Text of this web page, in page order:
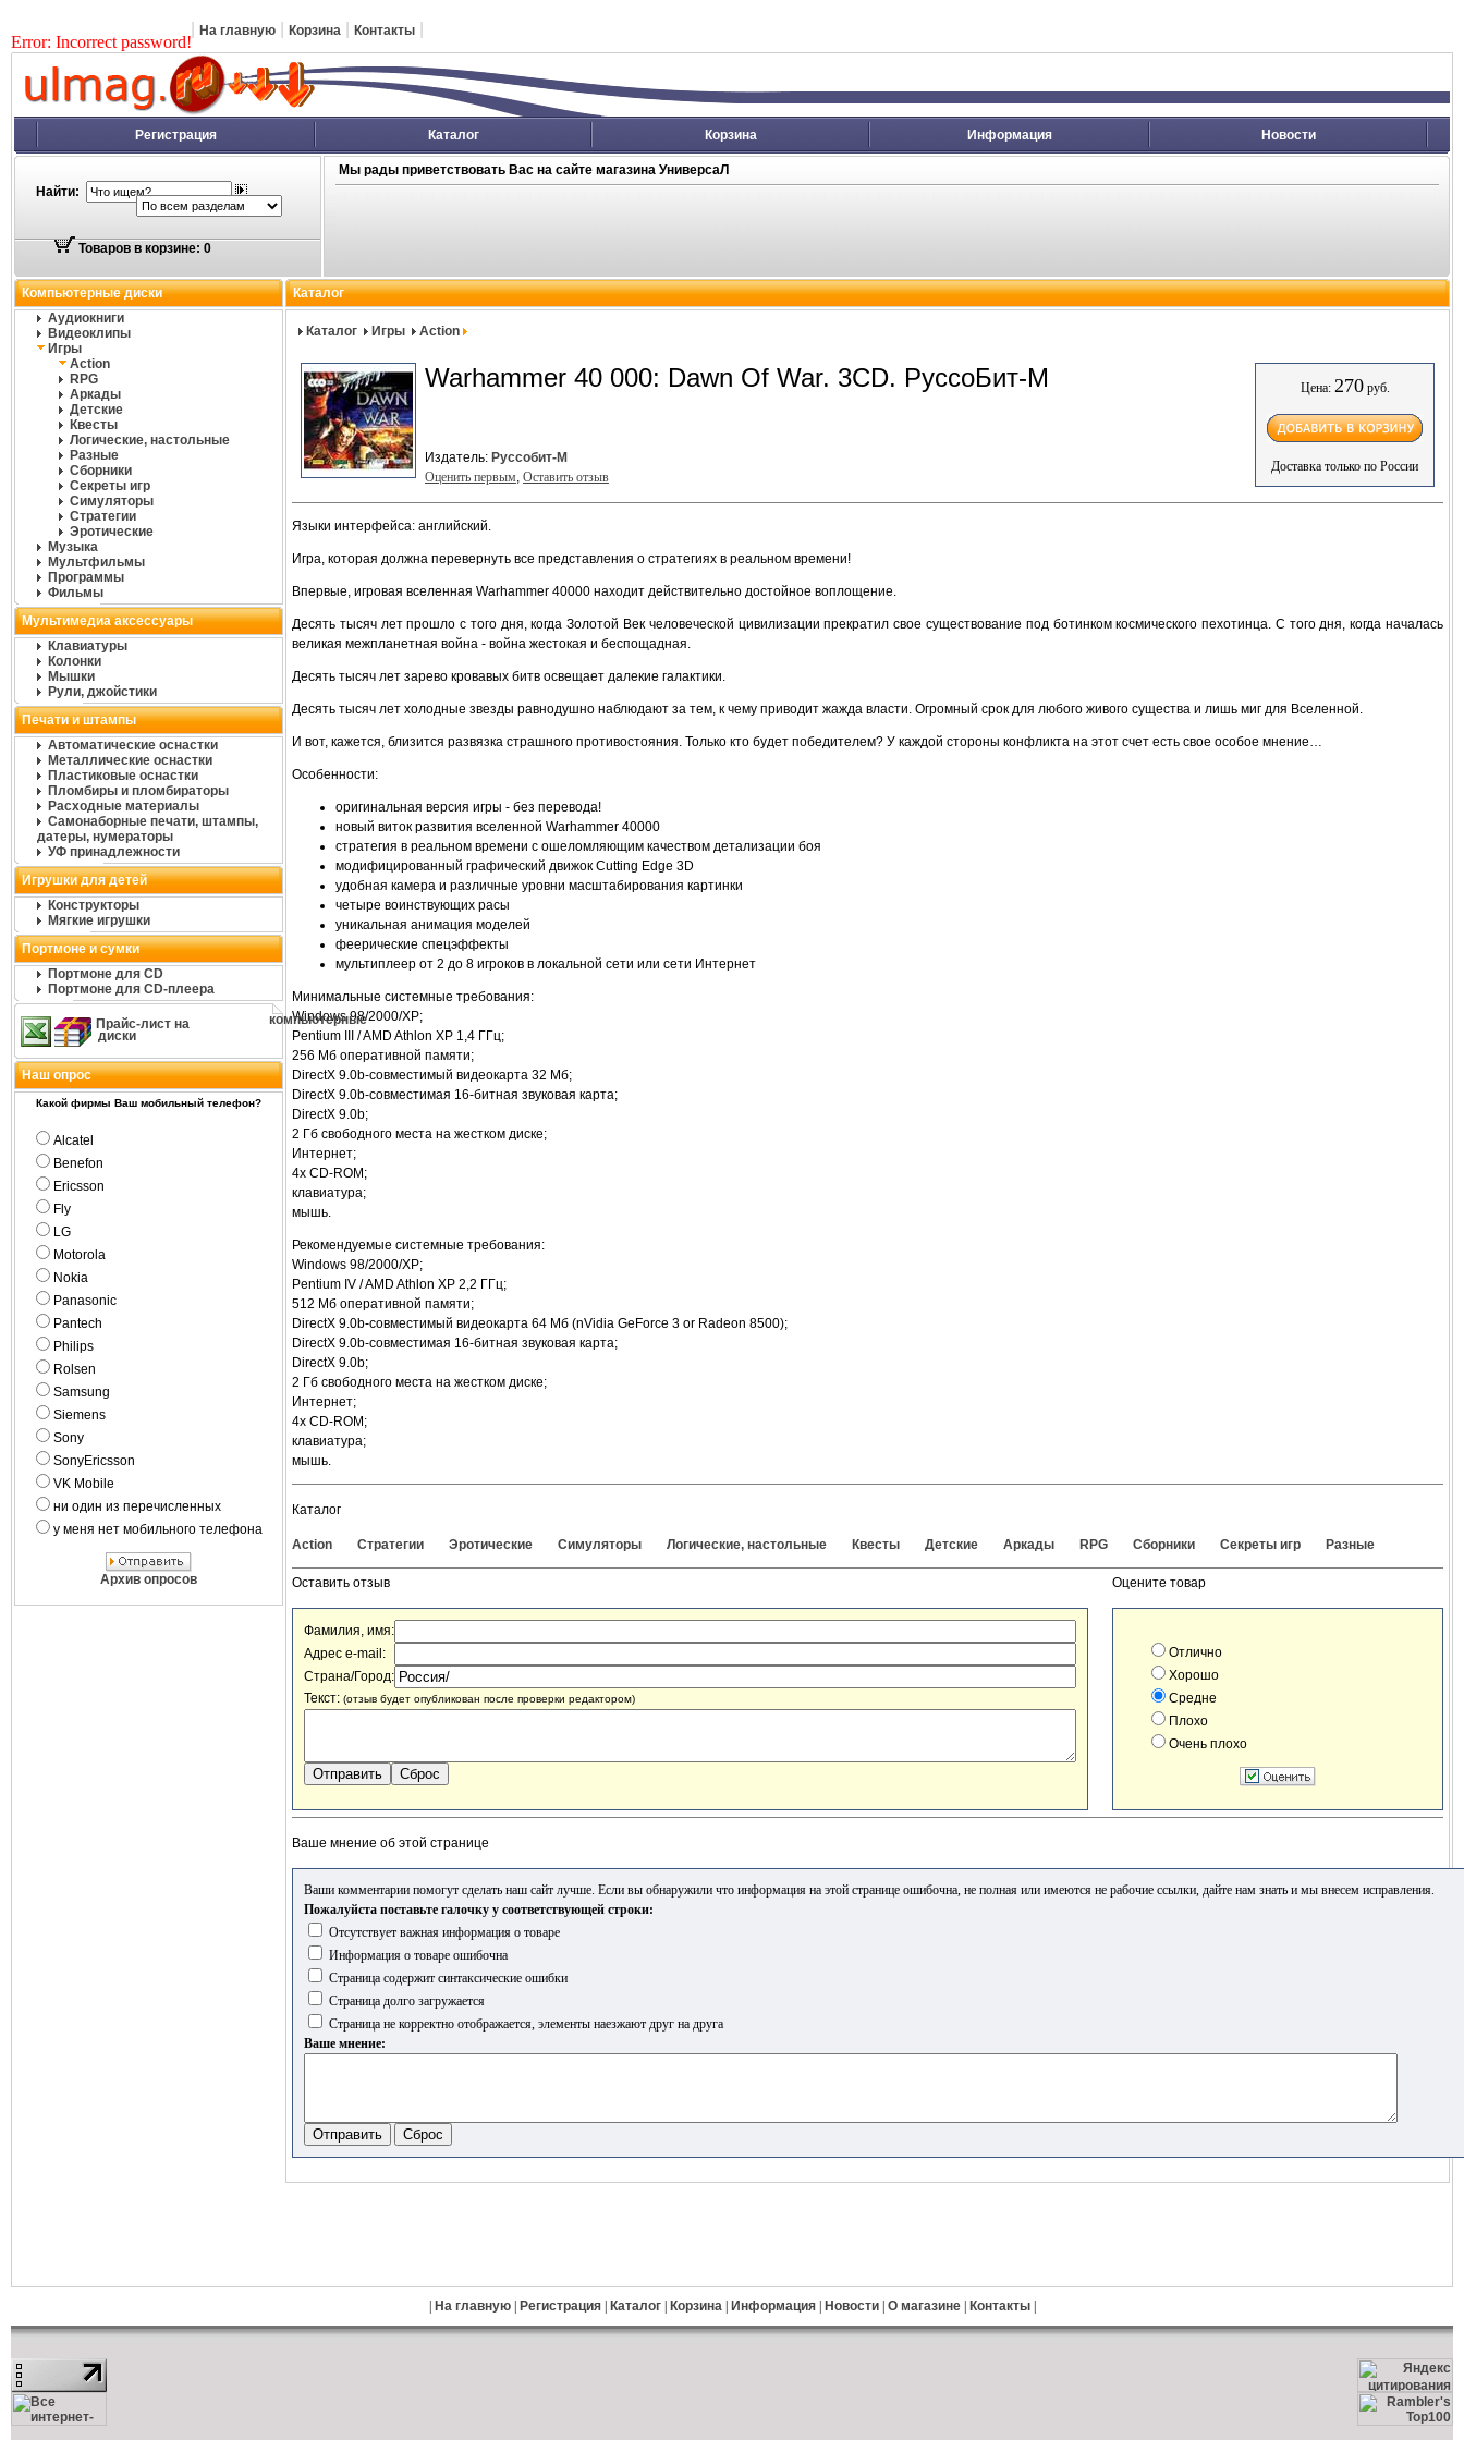
Error: Incorrect password!
На главную Корзина Контакты
Регистрация Каталог Корзина Информация Новости
Найти:
Товаров в корзине: 0
Мы рады приветствовать Вас на сайте магазина УниверсаЛ
Компьютерные диски
Аудиокниги
Видеоклипы
Игры
Action
RPG
Аркады
Детские
Квесты
Логические, настольные
Разные
Сборники
Секреты игр
Симуляторы
Стратегии
Эротические
Музыка
Мультфильмы
Программы
Фильмы
Мультимедиа аксессуары
Клавиатуры
Колонки
Мышки
Рули, джойстики
Печати и штампы
Автоматические оснастки
Металлические оснастки
Пластиковые оснастки
Пломбиры и пломбираторы
Расходные материалы
Самонаборные печати, штампы,
датеры, нумераторы
УФ принадлежности
Игрушки для детей
Конструкторы
Мягкие игрушки
Портмоне и сумки
Портмоне для CD
Портмоне для CD-плеера
Прайс-лист на
компьютерные
диски
Наш опрос
Какой фирмы Ваш мобильный телефон?
Alcatel
Benefon
Ericsson
Fly
LG
Motorola
Nokia
Panasonic
Pantech
Philips
Rolsen
Samsung
Siemens
Sony
SonyEricsson
VK Mobile
ни один из перечисленных
у меня нет мобильного телефона
Архив опросов
Каталог
Каталог Игры Action
Warhammer 40 000: Dawn Of War. 3CD. РуссоБит-М Цена: 270руб.
Доставка только по России
Издатель: Руссобит-М
Оценить первым, Оставить отзыв
Языки интерфейса: английский.
Игра, которая должна перевернуть все представления о стратегиях в реальном времени!
Впервые, игровая вселенная Warhammer 40000 находит действительно достойное воплощение.
Десять тысяч лет прошло с того дня, когда Золотой Век человеческой цивилизации прекратил свое существование под ботинком космического пехотинца. С того дня, когда началась
великая межпланетная война - война жестокая и беспощадная.
Десять тысяч лет зарево кровавых битв освещает далекие галактики.
Десять тысяч лет холодные звезды равнодушно наблюдают за тем, к чему приводит жажда власти. Огромный срок для любого живого существа и лишь миг для Вселенной.
И вот, кажется, близится развязка страшного противостояния. Только кто будет победителем? У каждой стороны конфликта на этот счет есть свое особое мнение…
Особенности:
оригинальная версия игры - без перевода!
новый виток развития вселенной Warhammer 40000
стратегия в реальном времени с ошеломляющим качеством детализации боя
модифицированный графический движок Cutting Edge 3D
удобная камера и различные уровни масштабирования картинки
четыре воинствующих расы
уникальная анимация моделей
феерические спецэффекты
мультиплеер от 2 до 8 игроков в локальной сети или сети Интернет
Минимальные системные требования:
Windows 98/2000/XP;
Pentium III / AMD Athlon XP 1,4 ГГц;
256 Мб оперативной памяти;
DirectX 9.0b-совместимый видеокарта 32 Мб;
DirectX 9.0b-совместимая 16-битная звуковая карта;
DirectX 9.0b;
2 Гб свободного места на жестком диске;
Интернет;
4х CD-ROM;
клавиатура;
мышь.
Рекомендуемые системные требования:
Windows 98/2000/XP;
Pentium IV / AMD Athlon XP 2,2 ГГц;
512 Мб оперативной памяти;
DirectX 9.0b-совместимый видеокарта 64 Мб (nVidia GeForce 3 or Radeon 8500);
DirectX 9.0b-совместимая 16-битная звуковая карта;
DirectX 9.0b;
2 Гб свободного места на жестком диске;
Интернет;
4х CD-ROM;
клавиатура;
мышь.
Каталог
Action Стратегии Эротические Симуляторы Логические, настольные Квесты Детские Аркады RPG Сборники Секреты игр Разные
Оставить отзыв Оцените товар
Фамилия, имя:
Адрес e-mail:
Страна/Город:
Текст: (отзыв будет опубликован после проверки редактором)
Отлично
Хорошо
Средне
Плохо
Очень плохо
Ваше мнение об этой странице
Ваши комментарии помогут сделать наш сайт лучше. Если вы обнаружили что информация на этой странице ошибочна, не полная или имеются не рабочие ссылки, дайте нам знать и мы внесем исправления.
Пожалуйста поставьте галочку у соответствующей строки:
Отсутствует важная информация о товаре
Информация о товаре ошибочна
Страница содержит синтаксические ошибки
Страница долго загружается
Страница не корректно отображается, элементы наезжают друг на друга
Ваше мнение:
На главную| Регистрация| Каталог| Корзина| Информация| Новости| О магазине| Контакты|